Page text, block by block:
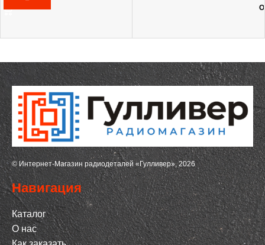
© Интернет-Магазин радиодеталей «Гулливер», 2026
Навигация
Каталог
О нас